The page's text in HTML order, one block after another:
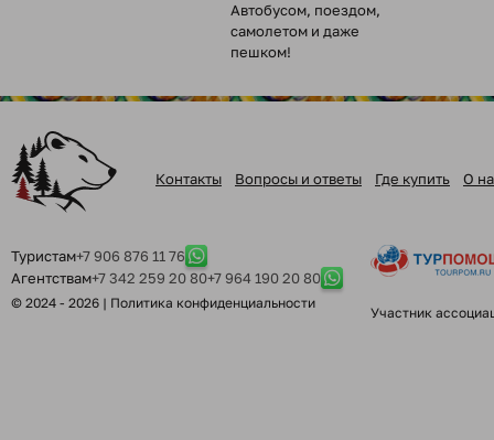
Автобусом, поездом,
самолетом и даже
пешком!
Контакты Вопросы и ответы Где купить О
Туристам+7 906 876 11 76
Агентствам+7 342 259 20 80+7 964 190 20 80
© 2024 - 2026 | Политика конфиденциальности
Участник